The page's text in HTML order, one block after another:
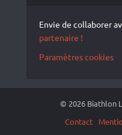
Envie de collaborer
partenaire !
Paramètres cookies
© 2026 Biathlon
Contact